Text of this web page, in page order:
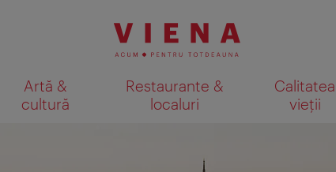
Artă &
cultură
Restaurante &
localuri
Calitatea
vieții